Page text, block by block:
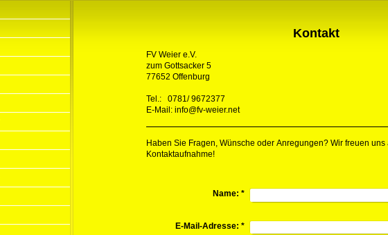
Kontakt
FV Weier e.V.
zum Gottsacker 5
77652 Offenburg
Tel.: 0781/ 9672377
E-Mail: info@fv-weier.net
Haben Sie Fragen, Wünsche oder Anregungen? Wir freuen uns
Kontaktaufnahme!
Name: *
E-Mail-Adresse: *